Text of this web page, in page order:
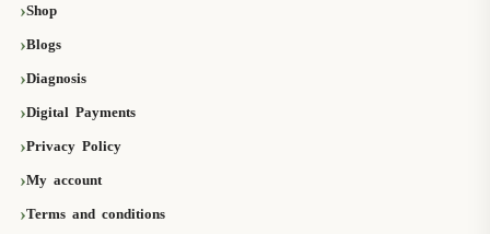
Shop
Blogs
Diagnosis
Digital Payments
Privacy Policy
My account
Terms and conditions